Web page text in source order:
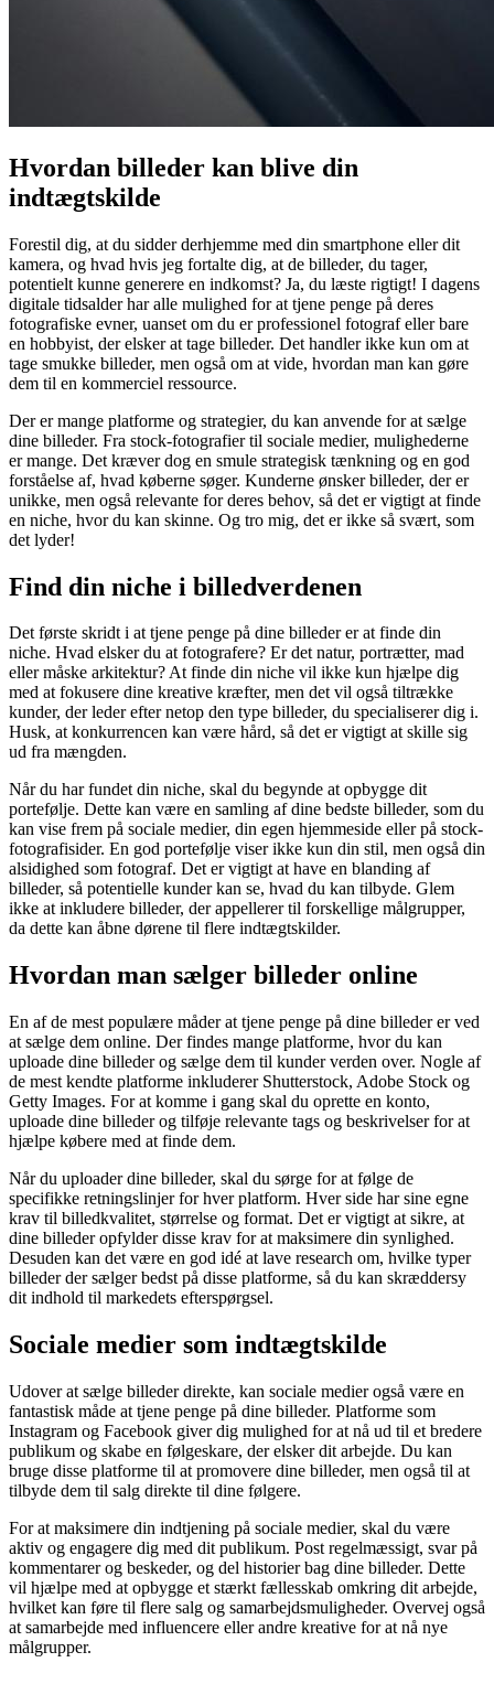
Hvordan billeder kan blive din
indtægtskilde
Forestil dig, at du sidder derhjemme med din smartphone eller dit
kamera, og hvad hvis jeg fortalte dig, at de billeder, du tager,
potentielt kunne generere en indkomst? Ja, du læste rigtigt! I dagens
digitale tidsalder har alle mulighed for at tjene penge på deres
fotografiske evner, uanset om du er professionel fotograf eller bare
en hobbyist, der elsker at tage billeder. Det handler ikke kun om at
tage smukke billeder, men også om at vide, hvordan man kan gøre
dem til en kommerciel ressource.
Der er mange platforme og strategier, du kan anvende for at sælge
dine billeder. Fra stock-fotografier til sociale medier, mulighederne
er mange. Det kræver dog en smule strategisk tænkning og en god
forståelse af, hvad køberne søger. Kunderne ønsker billeder, der er
unikke, men også relevante for deres behov, så det er vigtigt at finde
en niche, hvor du kan skinne. Og tro mig, det er ikke så svært, som
det lyder!
Find din niche i billedverdenen
Det første skridt i at tjene penge på dine billeder er at finde din
niche. Hvad elsker du at fotografere? Er det natur, portrætter, mad
eller måske arkitektur? At finde din niche vil ikke kun hjælpe dig
med at fokusere dine kreative kræfter, men det vil også tiltrække
kunder, der leder efter netop den type billeder, du specialiserer dig i.
Husk, at konkurrencen kan være hård, så det er vigtigt at skille sig
ud fra mængden.
Når du har fundet din niche, skal du begynde at opbygge dit
portefølje. Dette kan være en samling af dine bedste billeder, som du
kan vise frem på sociale medier, din egen hjemmeside eller på stock-
fotografisider. En god portefølje viser ikke kun din stil, men også din
alsidighed som fotograf. Det er vigtigt at have en blanding af
billeder, så potentielle kunder kan se, hvad du kan tilbyde. Glem
ikke at inkludere billeder, der appellerer til forskellige målgrupper,
da dette kan åbne dørene til flere indtægtskilder.
Hvordan man sælger billeder online
En af de mest populære måder at tjene penge på dine billeder er ved
at sælge dem online. Der findes mange platforme, hvor du kan
uploade dine billeder og sælge dem til kunder verden over. Nogle af
de mest kendte platforme inkluderer Shutterstock, Adobe Stock og
Getty Images. For at komme i gang skal du oprette en konto,
uploade dine billeder og tilføje relevante tags og beskrivelser for at
hjælpe købere med at finde dem.
Når du uploader dine billeder, skal du sørge for at følge de
specifikke retningslinjer for hver platform. Hver side har sine egne
krav til billedkvalitet, størrelse og format. Det er vigtigt at sikre, at
dine billeder opfylder disse krav for at maksimere din synlighed.
Desuden kan det være en god idé at lave research om, hvilke typer
billeder der sælger bedst på disse platforme, så du kan skræddersy
dit indhold til markedets efterspørgsel.
Sociale medier som indtægtskilde
Udover at sælge billeder direkte, kan sociale medier også være en
fantastisk måde at tjene penge på dine billeder. Platforme som
Instagram og Facebook giver dig mulighed for at nå ud til et bredere
publikum og skabe en følgeskare, der elsker dit arbejde. Du kan
bruge disse platforme til at promovere dine billeder, men også til at
tilbyde dem til salg direkte til dine følgere.
For at maksimere din indtjening på sociale medier, skal du være
aktiv og engagere dig med dit publikum. Post regelmæssigt, svar på
kommentarer og beskeder, og del historier bag dine billeder. Dette
vil hjælpe med at opbygge et stærkt fællesskab omkring dit arbejde,
hvilket kan føre til flere salg og samarbejdsmuligheder. Overvej også
at samarbejde med influencere eller andre kreative for at nå nye
målgrupper.